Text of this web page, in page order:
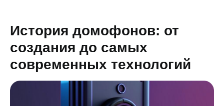
История домофонов: от
создания до самых
современных технологий